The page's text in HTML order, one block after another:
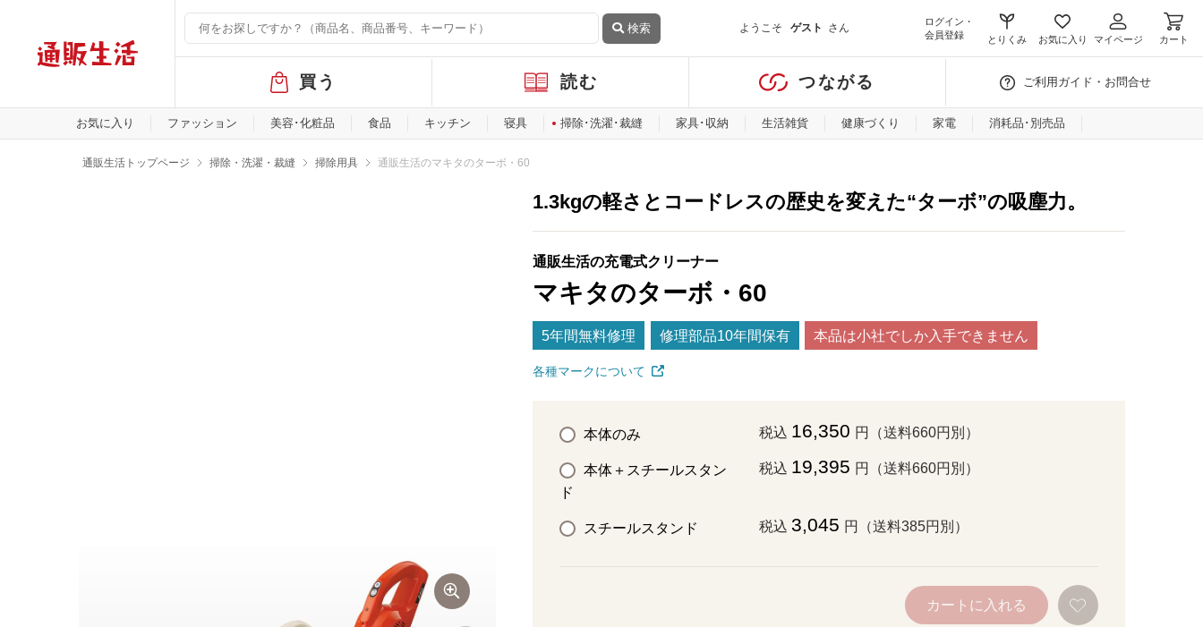
検索 ようこそ ゲスト さん
ログイン・
会員登録
とりくみ お気に入り マイページ カート
バ
ル
メ
買う 読む つながる ご利用ガイド・お問合せ
お気に入り ファッション 美容･化粧品 食品 キッチン 寝具 掃除･洗濯･裁縫 家具･収納 生活雑貨 健康づくり 家電 消耗品･別売品
通販生活トップページ 掃除・洗濯・裁縫 掃除用具 通販生活のマキタのターボ・60
1.3kgの軽さとコードレスの歴史を変えた“ターボ”の吸塵力。
通販生活の充電式クリーナー
マキタのターボ・60
5年間無料修理 修理部品10年間保有 本品は小社でしか入手できません
各種マークについて
本体のみ 税込 16,350 円（送料660円別）
本体＋スチールスタン
ド
税込 19,395 円（送料660円別）
スチールスタンド 税込 3,045 円（送料385円別）
カートに入れる